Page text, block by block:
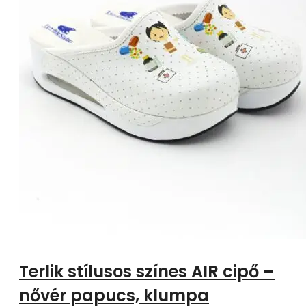
Terlik stílusos színes AIR cipő –
nővér papucs, klumpa